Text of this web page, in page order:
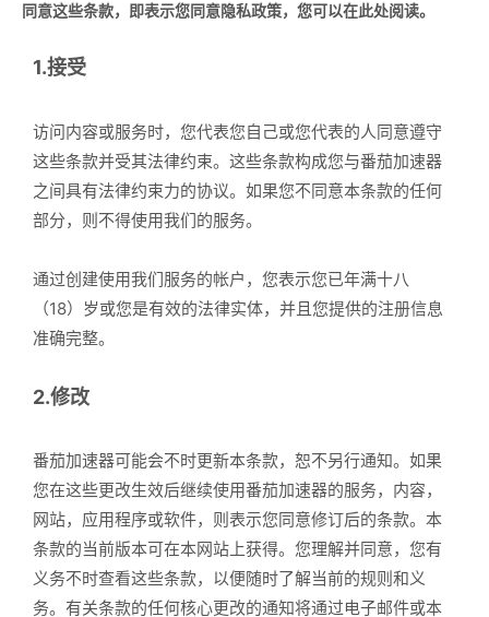
同意这些条款，即表示您同意隐私政策，您可以在此处阅读。
1.接受
访问内容或服务时，您代表您自己或您代表的人同意遵守
这些条款并受其法律约束。这些条款构成您与番茄加速器
之间具有法律约束力的协议。如果您不同意本条款的任何
部分，则不得使用我们的服务。
通过创建使用我们服务的帐户，您表示您已年满十八
（18）岁或您是有效的法律实体，并且您提供的注册信息
准确完整。
2.修改
番茄加速器可能会不时更新本条款，恕不另行通知。如果
您在这些更改生效后继续使用番茄加速器的服务，内容，
网站，应用程序或软件，则表示您同意修订后的条款。本
条款的当前版本可在本网站上获得。您理解并同意，您有
义务不时查看这些条款，以便随时了解当前的规则和义
务。有关条款的任何核心更改的通知将通过电子邮件或本